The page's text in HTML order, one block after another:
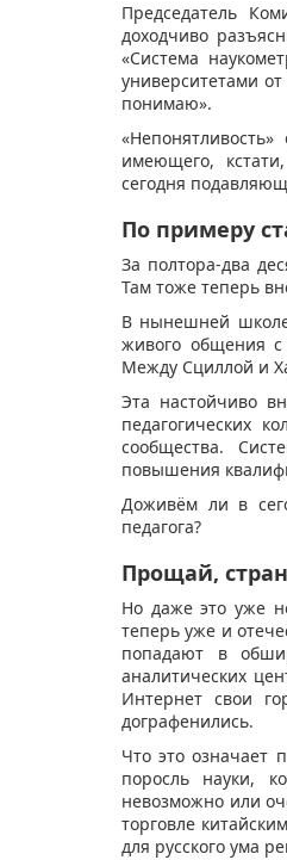
Председатель
доходчиво
«Система
университетами
понимаю».
имеющего,
сегодня
По примеру
За полтора-два
Там тоже теперь
В нынешней школе
живого общения
Между Сциллой и
Эта настойчиво
педагогических
сообщества.
повышения
Доживём ли в
педагога?
Прощай,
Но даже это уже
теперь уже и
попадают в
аналитических
Интернет свои
дографенились.
Что это означает
поросль науки,
невозможно или
торговле
для русского ума